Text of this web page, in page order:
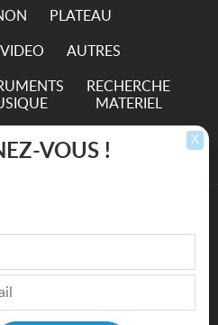
PLATEAU
VIDEO AUTRES
RECHERCHE
MATERIEL
| Partenaires|
X
VOUS !